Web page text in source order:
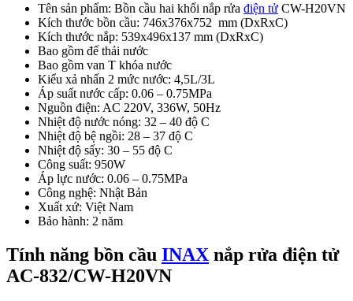
Tên sản phẩm: Bồn cầu hai khối nắp rửa điện tử CW-H20VN
Kích thước bồn cầu: 746x376x752 mm (DxRxC)
Kích thước nắp: 539x496x137 mm (DxRxC)
Bao gồm đế thải nước
Bao gồm van T khóa nước
Kiểu xả nhấn 2 mức nước: 4,5L/3L
Áp suất nước cấp: 0.06 – 0.75MPa
Nguồn điện: AC 220V, 336W, 50Hz
Nhiệt độ nước nóng: 32 – 40 độ C
Nhiệt độ bệ ngồi: 28 – 37 độ C
Nhiệt độ sấy: 30 – 55 độ C
Công suất: 950W
Áp lực nước: 0.06 – 0.75MPa
Công nghệ: Nhật Bản
Xuất xứ: Việt Nam
Bảo hành: 2 năm
Tính năng bồn cầu INAX nắp rửa điện tử
AC-832/CW-H20VN